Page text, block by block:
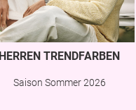
HERREN TRENDFARBEN
Saison Sommer 2026